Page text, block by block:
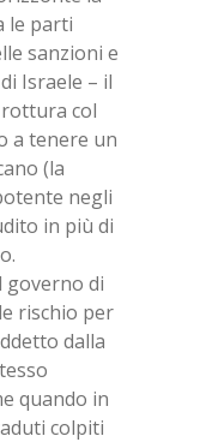
le parti
sanzioni e
Israele – il
col
a tenere un
(la
negli
in più di
governo di
rischio per
dalla
quando in
colpiti